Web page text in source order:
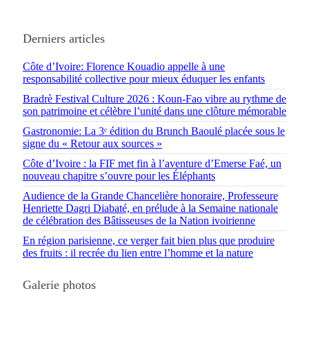
Derniers articles
Côte d’Ivoire: Florence Kouadio appelle à une
responsabilité collective pour mieux éduquer les enfants
Bradrè Festival Culture 2026 : Koun-Fao vibre au rythme de
son patrimoine et célèbre l’unité dans une clôture mémorable
Gastronomie: La 3ᵉ édition du Brunch Baoulé placée sous le
signe du « Retour aux sources »
Côte d’Ivoire : la FIF met fin à l’aventure d’Emerse Faé, un
nouveau chapitre s’ouvre pour les Éléphants
Audience de la Grande Chancelière honoraire, Professeure
Henriette Dagri Diabaté, en prélude à la Semaine nationale
de célébration des Bâtisseuses de la Nation ivoirienne
En région parisienne, ce verger fait bien plus que produire
des fruits : il recrée du lien entre l’homme et la nature
Galerie photos